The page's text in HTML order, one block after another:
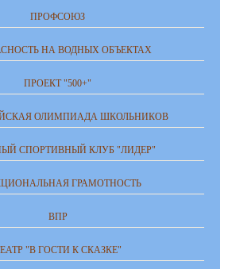
ПРОФСОЮЗ
НА ВОДНЫХ ОБЪЕКТАХ
ПРОЕКТ "500+"
ОЛИМПИАДА ШКОЛЬНИКОВ
СПОРТИВНЫЙ КЛУБ "ЛИДЕР"
ГРАМОТНОСТЬ
ВПР
"В ГОСТИ К СКАЗКЕ"